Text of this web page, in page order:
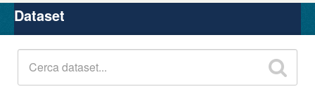
Organizzazioni
Gruppi
Dataset